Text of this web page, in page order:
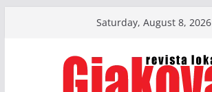
Saturday, August 8, 2026